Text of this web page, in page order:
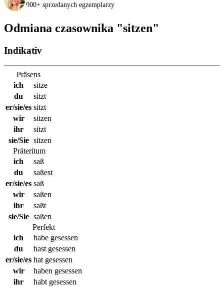
000+ sprzedanych egzemplarzy
Odmiana czasownika "sitzen"
Indikativ
Präsens
ich
sitze
du
sitzt
er/sie/es sitzt
wir
sitzen
ihr
sitzt
sie/Sie sitzen
Präteritum
ich
saß
du
saßest
er/sie/es saß
wir
saßen
ihr
saßt
sie/Sie saßen
Perfekt
ich
habe gesessen
du
hast gesessen
er/sie/es hat gesessen
wir
haben gesessen
ihr
habt gesessen